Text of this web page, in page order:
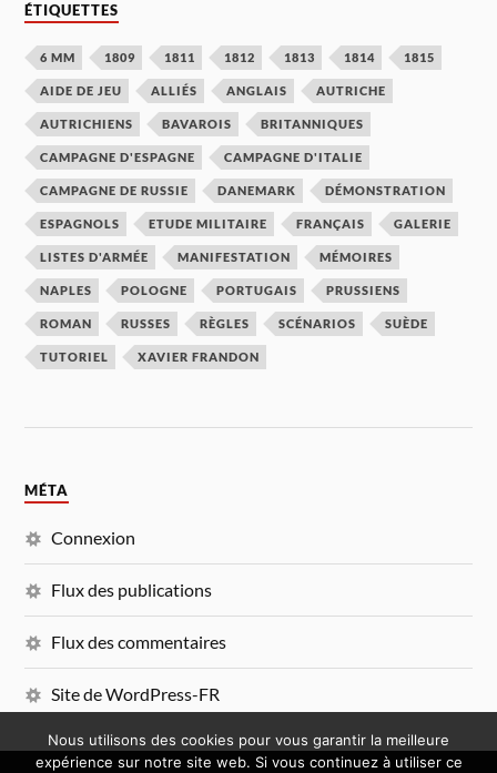
ÉTIQUETTES
6 MM 1809 1811 1812 1813 1814 1815
AIDE DE JEU ALLIÉS ANGLAIS AUTRICHE
AUTRICHIENS BAVAROIS BRITANNIQUES
CAMPAGNE D'ESPAGNE CAMPAGNE D'ITALIE
CAMPAGNE DE RUSSIE DANEMARK DÉMONSTRATION
ESPAGNOLS ETUDE MILITAIRE FRANÇAIS GALERIE
LISTES D'ARMÉE MANIFESTATION MÉMOIRES
NAPLES POLOGNE PORTUGAIS PRUSSIENS
ROMAN RUSSES RÈGLES SCÉNARIOS SUÈDE
TUTORIEL XAVIER FRANDON
MÉTA
Connexion
Flux des publications
Flux des commentaires
Site de WordPress-FR
Nous utilisons des cookies pour vous garantir la meilleure
expérience sur notre site web. Si vous continuez à utiliser ce